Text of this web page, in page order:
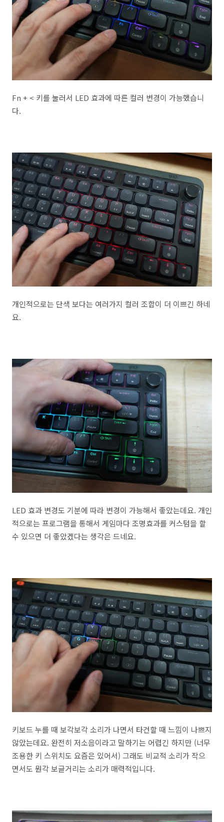
Fn + < 키를 눌러서 LED 효과에 따른 컬러 변경이 가능했습니
다.
개인적으로는 단색 보다는 여러가지 컬러 조합이 더 이쁘긴 하네
요.
LED 효과 변경도 기분에 따라 변경이 가능해서 좋았는데요. 개인
적으로는 프로그램을 통해서 게임마다 조명효과를 커스텀을 할
수 있으면 더 좋았겠다는 생각은 드네요.
키보드 누를 때 보각보각 소리가 나면서 타건할 때 느낌이 나쁘지
않았는데요. 완전히 저소음이라고 말하기는 어렵긴 하지만 (너무
조용한 키 스위치도 요즘은 있어서) 그래도 비교적 소리가 작으
면서도 뭔각 보글거리는 소리가 매력적입니다.